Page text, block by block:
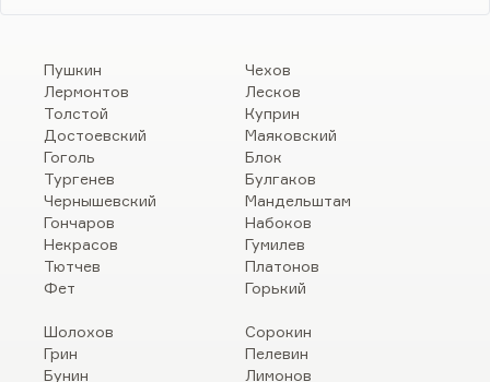
Пушкин
Лермонтов
Толстой
Достоевский
Гоголь
Тургенев
Чернышевский
Гончаров
Некрасов
Тютчев
Фет
Чехов
Лесков
Куприн
Маяковский
Блок
Булгаков
Мандельштам
Набоков
Гумилев
Платонов
Горький
Шолохов
Грин
Бунин
Сорокин
Пелевин
Лимонов